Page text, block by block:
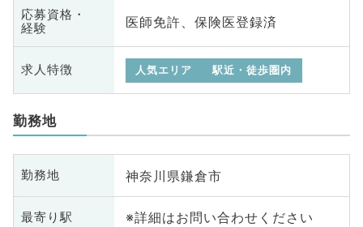
応募資格・
経験
医師免許、保険医登録済
求人特徴 人気エリア 駅近・徒歩圏内
勤務地
勤務地 神奈川県鎌倉市
最寄り駅 ※詳細はお問い合わせください